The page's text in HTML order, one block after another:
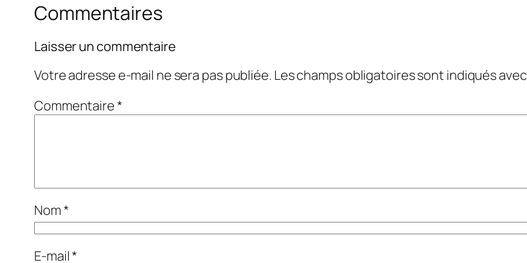
Commentaires
Laisser un commentaire
Votre adresse e-mail ne sera pas publiée. Les champs obligatoires sont indiqués
Commentaire*
Nom*
E-mail*